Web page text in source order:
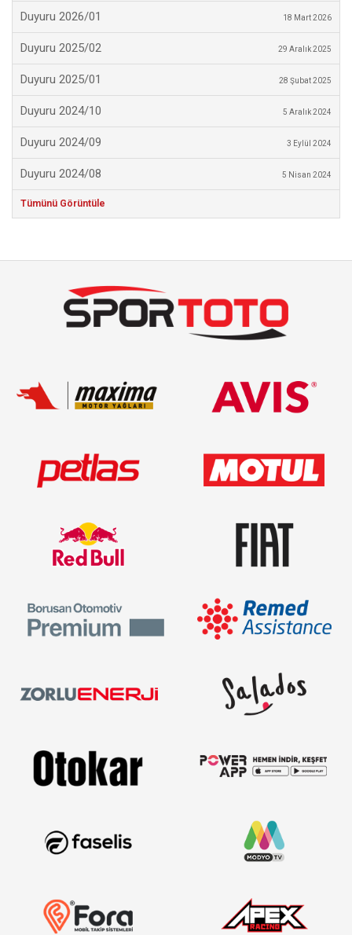
Duyuru 2026/01 18 Mart 2026
Duyuru 2025/02 29 Aralık 2025
Duyuru 2025/01 28 Şubat 2025
Duyuru 2024/10 5 Aralık 2024
Duyuru 2024/09 3 Eylül 2024
Duyuru 2024/08 5 Nisan 2024
Tümünü Görüntüle